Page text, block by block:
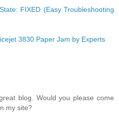
FIXED (Easy Troubleshooting
3830 Paper Jam by Experts
blog. Would you please come
my site?